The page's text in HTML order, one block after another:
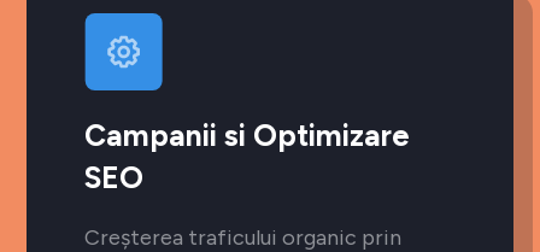
Campanii si Optimizare
SEO
Creșterea traficului organic prin